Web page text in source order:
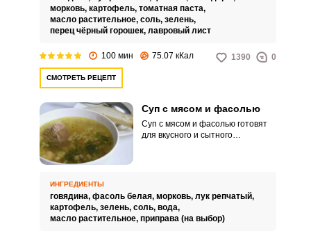
морковь, картофель, томатная паста,
масло растительное, соль, зелень,
перец чёрный горошек, лавровый лист
100 мин 75.07 кКал 1390 0
СМОТРЕТЬ РЕЦЕПТ
Суп с мясом и фасолью
Суп с мясом и фасолью готовят
для вкусного и сытного
ИНГРЕДИЕНТЫ
говядина, фасоль белая, морковь, лук репчатый,
картофель, зелень, соль, вода,
масло растительное, приправа (на выбор)